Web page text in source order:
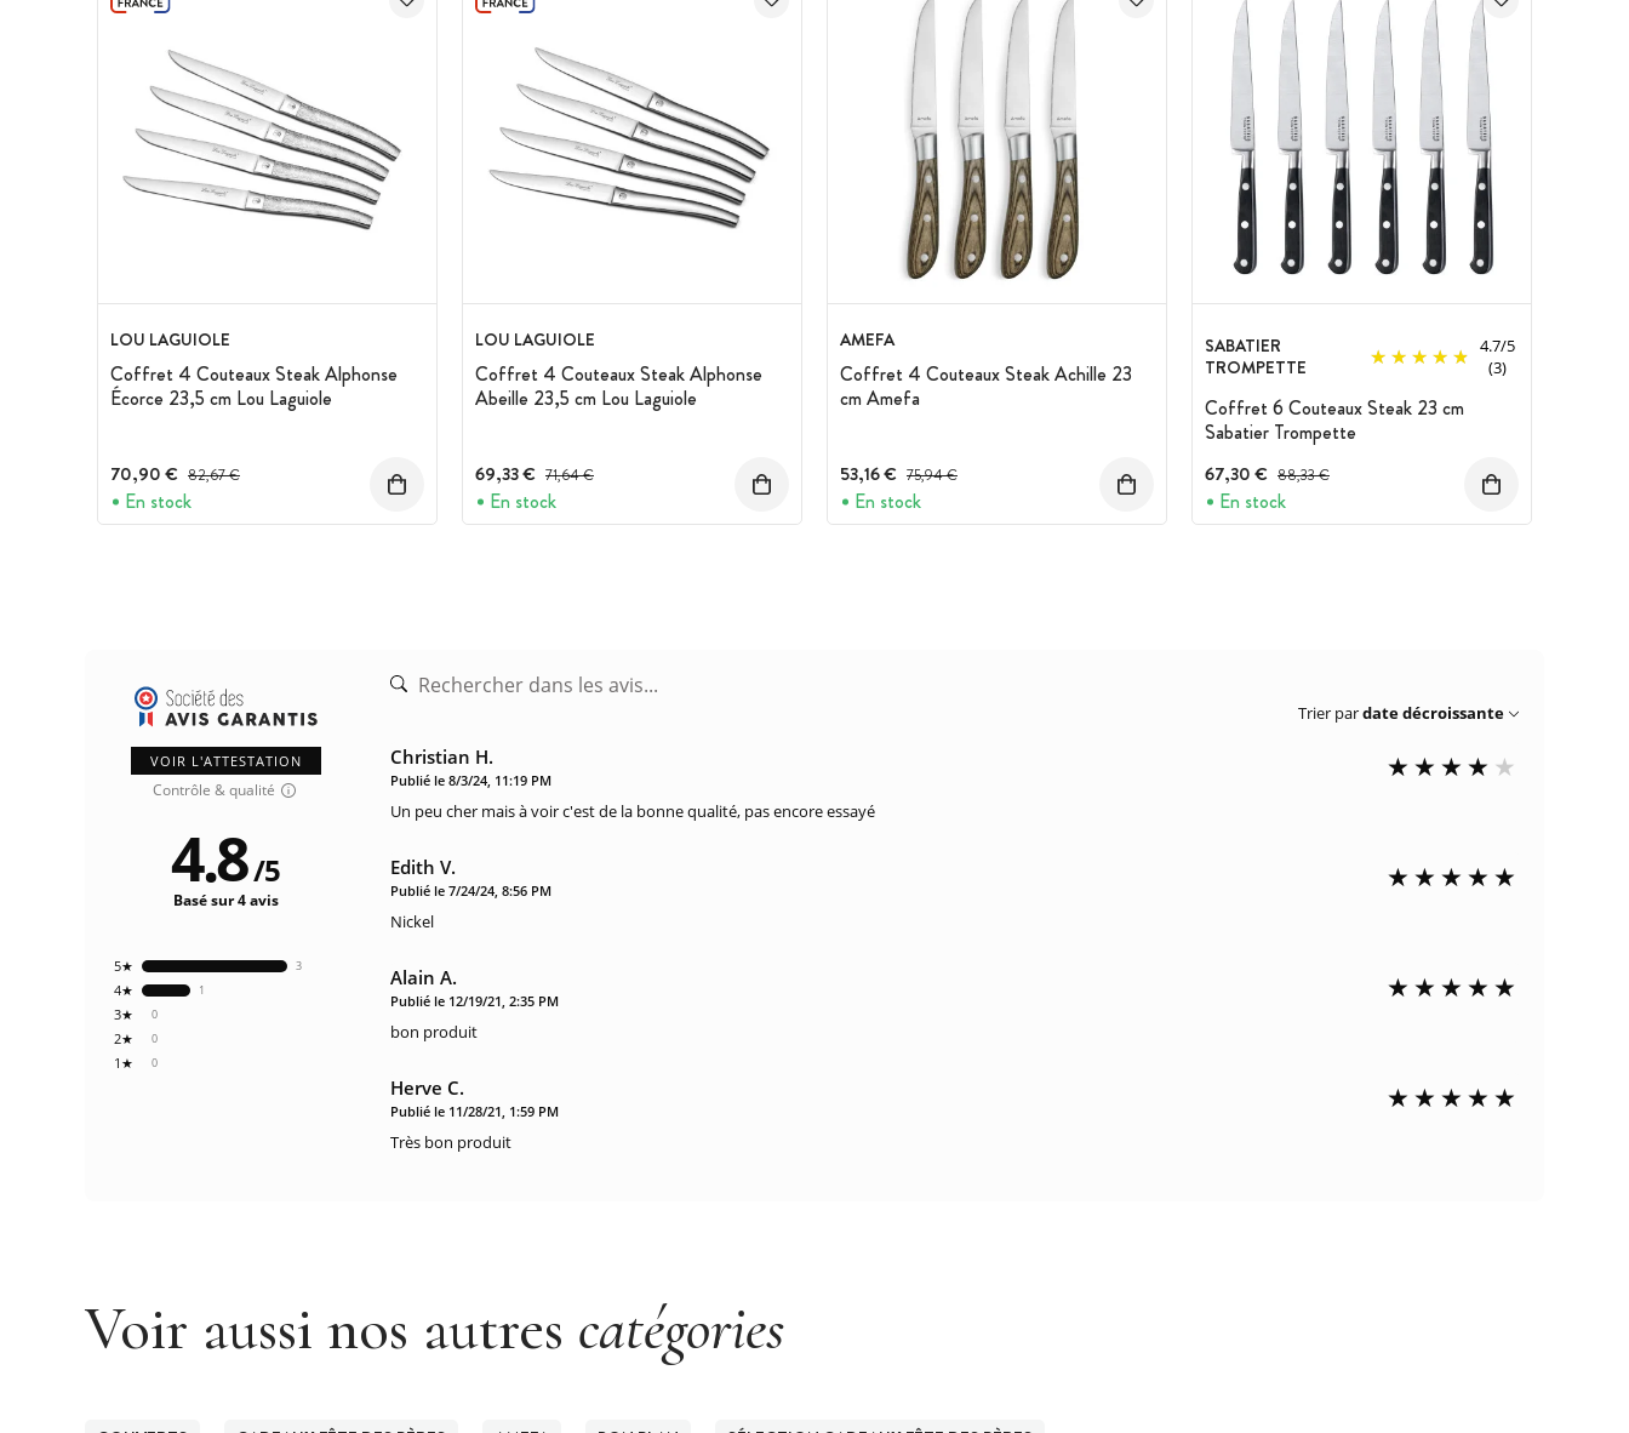
LOU LAGUIOLE
Coffret 4 Couteaux Steak Alphonse
Écorce 23,5 cm Lou Laguiole
70,90 € Prix avant réduction :
82,67 €
En stock
LOU LAGUIOLE
Coffret 4 Couteaux Steak Alphonse
Abeille 23,5 cm Lou Laguiole
69,33 € Prix avant réduction :
71,64 €
En stock
AMEFA
Coffret 4 Couteaux Steak Achille 23
cm Amefa
53,16 € Prix avant réduction :
75,94 €
En stock
SABATIER
TROMPETTE
4.7/5
(3)
Coffret 6 Couteaux Steak 23 cm
Sabatier Trompette
67,30 € Prix avant réduction :
88,33 €
En stock
VOIR L'ATTESTATION
Contrôle & qualité
0
1★
0
2★
0
3★
1
4★
3
5★
4.8/5
Basé sur 4 avis
Trier pardate décroissante
Christian H.
Publié le 8/3/24, 11:19 PM
Un peu cher mais à voir c'est de la bonne qualité, pas encore essayé
Edith V.
Publié le 7/24/24, 8:56 PM
Nickel
Alain A.
Publié le 12/19/21, 2:35 PM
bon produit
Herve C.
Publié le 11/28/21, 1:59 PM
Très bon produit
Voir aussi nos autres catégories